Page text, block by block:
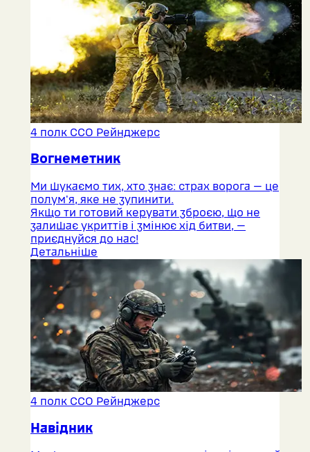
4 полк ССО Рейнджерс
Вогнеметник
Ми шукаємо тих, хто знає: страх ворога — це
полум'я, яке не зупинити.
Якщо ти готовий керувати зброєю, що не
залишає укриттів і змінює хід битви, —
приєднуйся до нас!
Детальніше
4 полк ССО Рейнджерс
Навідник